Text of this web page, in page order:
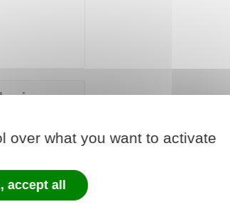
et
over what you want to activate
accept all